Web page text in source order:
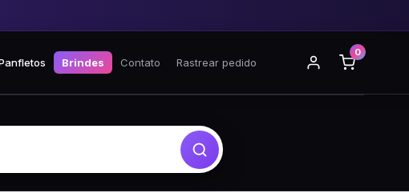
Brindes Contato Rastrear pedido
0